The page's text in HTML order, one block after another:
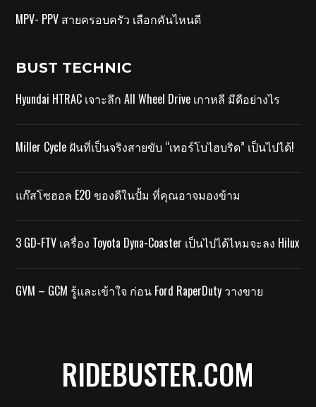
MPV- PPV สายครอบครัว เลือกคันไหนดี
BUST TECHNIC
Hyundai HTRAC เจาะลึก All Wheel Drive เกาหลี มีดีอย่างไร
Miller Cycle ฝันที่เป็นจริงสายขับ “เทอร์โบไฮบริด” เป็นไปได้!
แก๊สโซฮอล E20 ของดีในปั้ม ที่คุณอาจมองข้าม
3 GD-FTV เครื่อง Toyota Dyna-Coaster เป็นไปได้ไหมจะลง Hilux
GVM – GCM รู้และเข้าใจ ก่อน Ford RaperDuty วางขาย
RIDEBUSTER.COM